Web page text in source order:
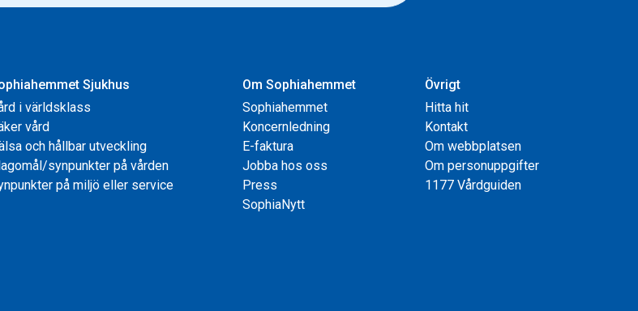
Sjukhus
i världsklass
vård
och hållbar utveckling
synpunkter på vården
på miljö eller service
Om Sophiahemmet
Sophiahemmet
Koncernledning
E-faktura
Jobba hos oss
Press
SophiaNytt
Övrigt
Hitta hit
Kontakt
Om webbplatsen
Om personuppgifter
1177 Vårdguiden